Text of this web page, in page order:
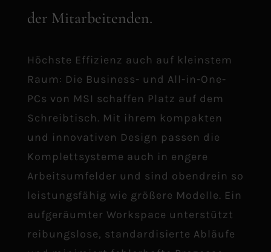
der Mitarbeitenden.
Höchste Effizienz auch auf kleinstem
Raum: Die Business- und All-in-One-
PCs von MSI schaffen Platz auf dem
Schreibtisch. Mit ihrem kompakten
und innovativen Design passen die
Komplettsysteme auch in engere
Arbeitsumfelder und sind obendrein so
leistungsfähig wie größere Modelle. Ein
aufgeräumter Workspace unterstützt
reibungslose, standardisierte Abläufe